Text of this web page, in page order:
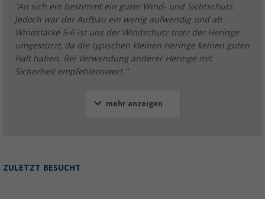
"An sich ein bestimmt ein guter Wind- und Sichtschutz.
Jedoch war der Aufbau ein wenig aufwendig und ab
Windstärke 5-6 ist uns der Windschutz trotz der Heringe
umgestürzt, da die typischen kleinen Heringe keinen guten
Halt haben. Bei Verwendung anderer Heringe mit
Sicherheit empfehlenswert."
mehr anzeigen
ZULETZT BESUCHT